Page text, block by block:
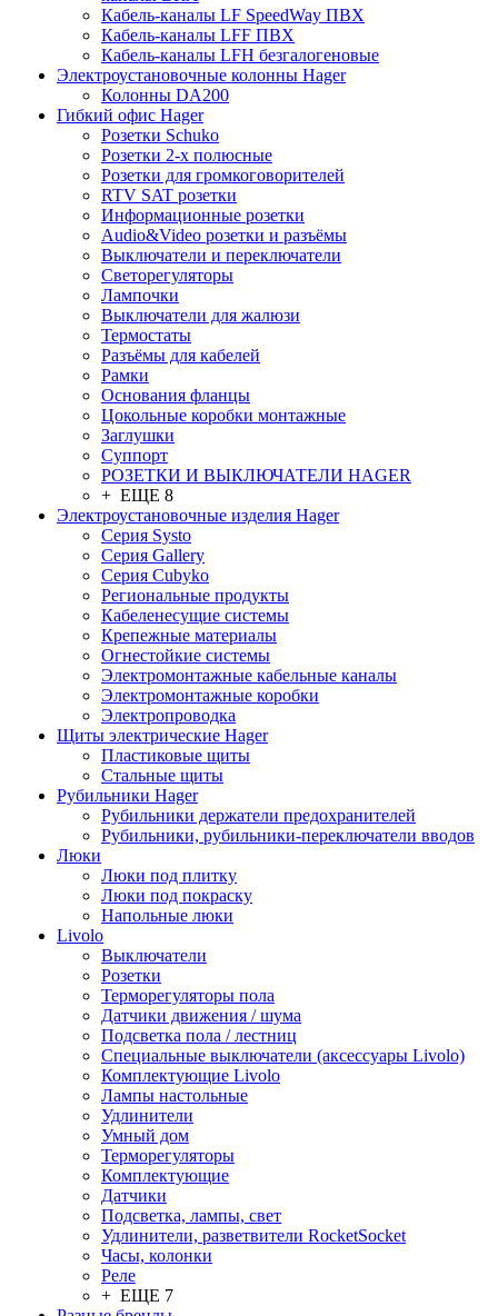
Кабель-каналы LF SpeedWay ПВХ
Кабель-каналы LFF ПВХ
Кабель-каналы LFH безгалогеновые
Электроустановочные колонны Hager
Колонны DA200
Гибкий офис Hager
Розетки Schuko
Розетки 2-х полюсные
Розетки для громкоговорителей
RTV SAT розетки
Информационные розетки
Audio&Video розетки и разъёмы
Выключатели и переключатели
Светорегуляторы
Лампочки
Выключатели для жалюзи
Термостаты
Разъёмы для кабелей
Рамки
Основания фланцы
Цокольные коробки монтажные
Заглушки
Суппорт
РОЗЕТКИ И ВЫКЛЮЧАТЕЛИ HAGER
+ ЕЩЕ 8
Электроустановочные изделия Hager
Серия Systo
Серия Gallery
Серия Cubyko
Региональные продукты
Кабеленесущие системы
Крепежные материалы
Огнестойкие системы
Электромонтажные кабельные каналы
Электромонтажные коробки
Электропроводка
Щиты электрические Hager
Пластиковые щиты
Стальные щиты
Рубильники Hager
Рубильники держатели предохранителей
Рубильники, рубильники-переключатели вводов
Люки
Люки под плитку
Люки под покраску
Напольные люки
Livolo
Выключатели
Розетки
Терморегуляторы пола
Датчики движения / шума
Подсветка пола / лестниц
Специальные выключатели (аксессуары Livolo)
Комплектующие Livolo
Лампы настольные
Удлинители
Умный дом
Терморегуляторы
Комплектующие
Датчики
Подсветка, лампы, свет
Удлинители, разветвители RocketSocket
Часы, колонки
Реле
+ ЕЩЕ 7